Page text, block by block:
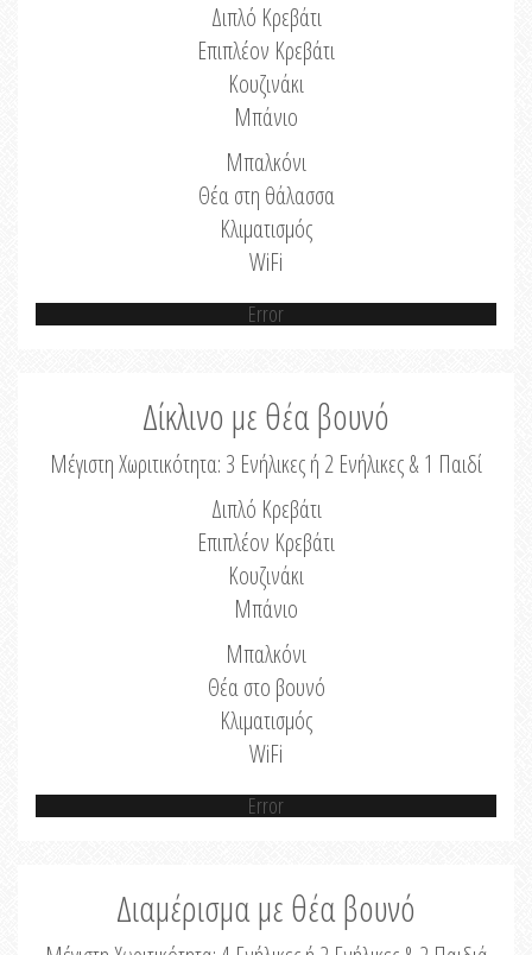
Διπλό Κρεβάτι
Επιπλέον Κρεβάτι
Κουζινάκι
Μπάνιο
Μπαλκόνι
Θέα στη θάλασσα
Κλιματισμός
WiFi
Error
Δίκλινο με θέα βουνό
Μέγιστη Χωριτικότητα: 3 Ενήλικες ή 2 Ενήλικες & 1 Παιδί
Διπλό Κρεβάτι
Επιπλέον Κρεβάτι
Κουζινάκι
Μπάνιο
Μπαλκόνι
Θέα στο βουνό
Κλιματισμός
WiFi
Error
Διαμέρισμα με θέα βουνό